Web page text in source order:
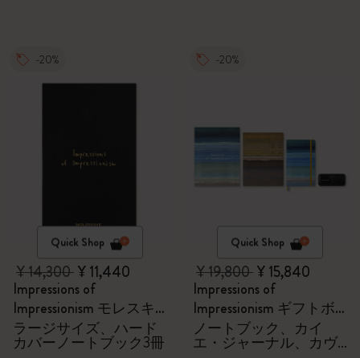
-20%
Quick Shop
¥ 14,300¥ 11,440
Impressions of
Impressionism モレスキ
ン会員限定の特別セッ
ト - ノートブック
ラージサイズ、ハード
カバーノートブック3冊
-20%
Quick Shop
¥ 19,800¥ 15,840
Impressions of
Impressionism ギフトボ
ックス
ノートブック、カイ
エ・ジャーナル、カヴ